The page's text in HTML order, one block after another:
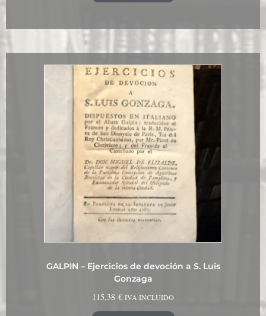
GALPIN – Ejercicios de devoción a S. Luis
Gonzaga
115,38 € IVA INCLUIDO